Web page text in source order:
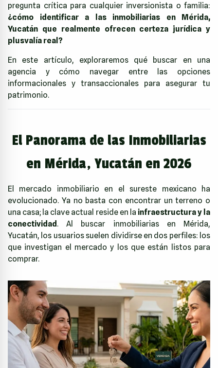
pregunta crítica para cualquier inversionista o familia:
¿cómo identificar a las inmobiliarias en Mérida,
Yucatán que realmente ofrecen certeza jurídica y
plusvalía real?
En este artículo, exploraremos qué buscar en una
agencia y cómo navegar entre las opciones
informacionales y transaccionales para asegurar tu
patrimonio.
El Panorama de las Inmobiliarias
en Mérida, Yucatán en 2026
El mercado inmobiliario en el sureste mexicano ha
evolucionado. Ya no basta con encontrar un terreno o
una casa; la clave actual reside en la infraestructura y la
conectividad . Al buscar inmobiliarias en Mérida,
Yucatán, los usuarios suelen dividirse en dos perfiles: los
que investigan el mercado y los que están listos para
comprar.